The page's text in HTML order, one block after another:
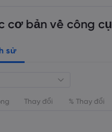
cơ bản về công cụ
sử
Thay đổi % Thay đổi